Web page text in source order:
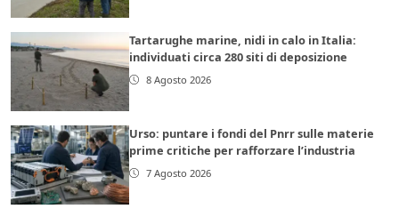
Tartarughe marine, nidi in calo in Italia:
individuati circa 280 siti di deposizione
8 Agosto 2026
Urso: puntare i fondi del Pnrr sulle materie
prime critiche per rafforzare l’industria
7 Agosto 2026